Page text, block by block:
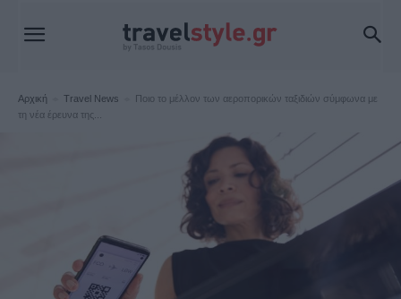
Αρχική Travel News
Ποιο το μέλλον των αεροπορικών ταξιδιών σύμφωνα με
τη νέα έρευνα της...